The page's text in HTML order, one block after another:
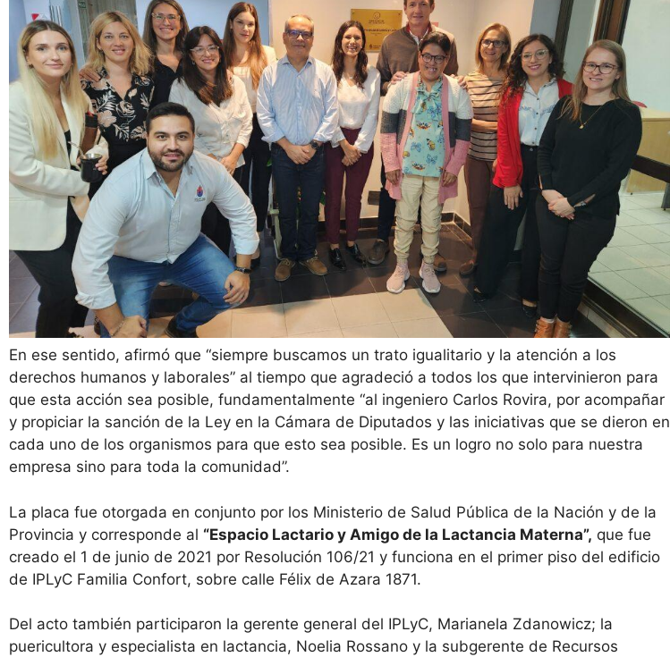
En ese sentido, afirmó que “siempre buscamos un trato igualitario y la atención a los
derechos humanos y laborales” al tiempo que agradeció a todos los que intervinieron para
que esta acción sea posible, fundamentalmente “al ingeniero Carlos Rovira, por acompañar
y propiciar la sanción de la Ley en la Cámara de Diputados y las iniciativas que se dieron en
cada uno de los organismos para que esto sea posible. Es un logro no solo para nuestra
empresa sino para toda la comunidad”.
La placa fue otorgada en conjunto por los Ministerio de Salud Pública de la Nación y de la
Provincia y corresponde al “Espacio Lactario y Amigo de la Lactancia Materna”, que fue
creado el 1 de junio de 2021 por Resolución 106/21 y funciona en el primer piso del edificio
de IPLyC Familia Confort, sobre calle Félix de Azara 1871.
Del acto también participaron la gerente general del IPLyC, Marianela Zdanowicz; la
puericultora y especialista en lactancia, Noelia Rossano y la subgerente de Recursos